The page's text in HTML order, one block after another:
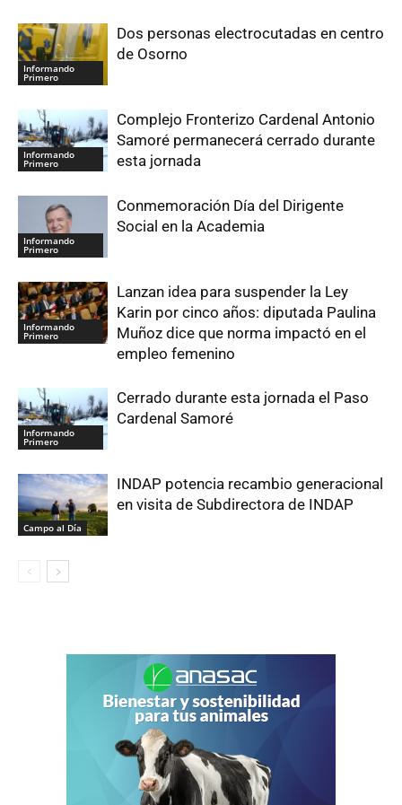
Informando
Primero
Dos personas electrocutadas en centro
de Osorno
Informando
Primero
Complejo Fronterizo Cardenal Antonio
Samoré permanecerá cerrado durante
esta jornada
Informando
Primero
Conmemoración Día del Dirigente
Social en la Academia
Informando
Primero
Lanzan idea para suspender la Ley
Karin por cinco años: diputada Paulina
Muñoz dice que norma impactó en el
empleo femenino
Informando
Primero
Cerrado durante esta jornada el Paso
Cardenal Samoré
Campo al Día
INDAP potencia recambio generacional
en visita de Subdirectora de INDAP